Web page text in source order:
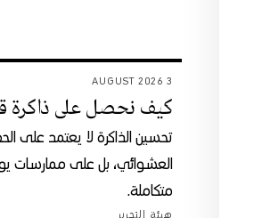
3 AUGUST 2026
كيف نحصل على ذاكرة
تحسين الذاكرة لا يعتمد على
العشوائي، بل على ممارسات
متكاملة.
هيئة التحرير